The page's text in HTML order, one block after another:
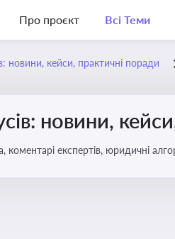
Про проєкт Всі Теми
новини, кейси, практичні поради
новини,
експертів, юридичні